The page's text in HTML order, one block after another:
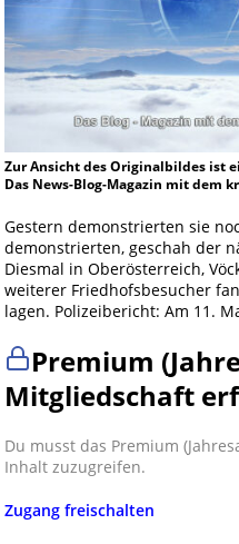
Zur Ansicht des Originalbildes ist
Das News-Blog-Magazin mit dem
Gestern demonstrierten sie
demonstrierten, geschah der
Diesmal in Oberösterreich,
weiterer Friedhofsbesucher
lagen. Polizeibericht: Am 11.
Premium
Mitgliedschaft
Du musst das Premium
Inhalt zuzugreifen.
Zugang freischalten